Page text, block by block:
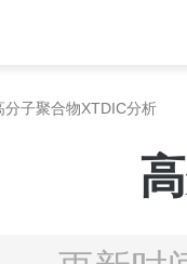
分子聚合物XTDIC分析